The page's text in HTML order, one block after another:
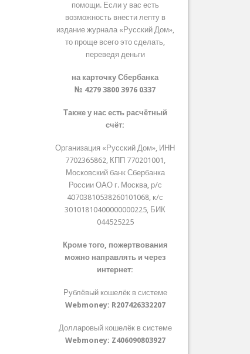
помощи. Если у вас есть
возможность внести лепту в
издание журнала «Русский Дом»,
то проще всего это сделать,
переведя деньги
на карточку Сбербанка
№ 4279 3800 3976 0337
Также у нас есть расчётный
счёт:
Организация «Русский Дом», ИНН
7702365862, КПП 770201001,
Московский банк Сбербанка
России ОАО г. Москва, р/с
40703810538260101068, к/с
30101810400000000225, БИК
044525225
Кроме того, пожертвования
можно направлять и через
интернет:
Рублёвый кошелёк в системе
Webmoney: R207426332207
Долларовый кошелёк в системе
Webmoney: Z406090803927